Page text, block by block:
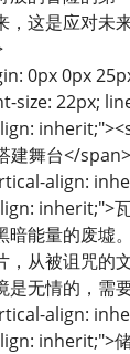
这是应对未
0px 0px
size: 22px;
建舞台</
align:
inherit;">
暗能量的废墟
，从被诅咒的
是无情的，需
align:
inherit;">